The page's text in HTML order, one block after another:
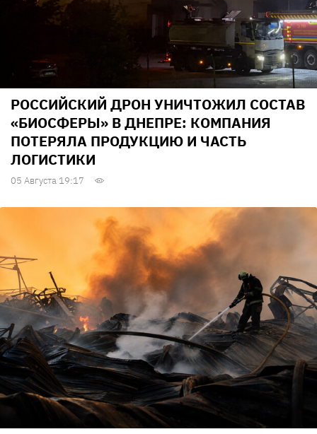
РОССИЙСКИЙ ДРОН УНИЧТОЖИЛ СОСТАВ
«БИОСФЕРЫ» В ДНЕПРЕ: КОМПАНИЯ
ПОТЕРЯЛА ПРОДУКЦИЮ И ЧАСТЬ
ЛОГИСТИКИ
05 Августа 19:17